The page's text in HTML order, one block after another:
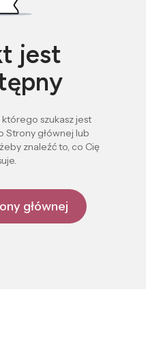
jest
szukasz jest
Strony głównej lub
znaleźć to, co Cię
głównej